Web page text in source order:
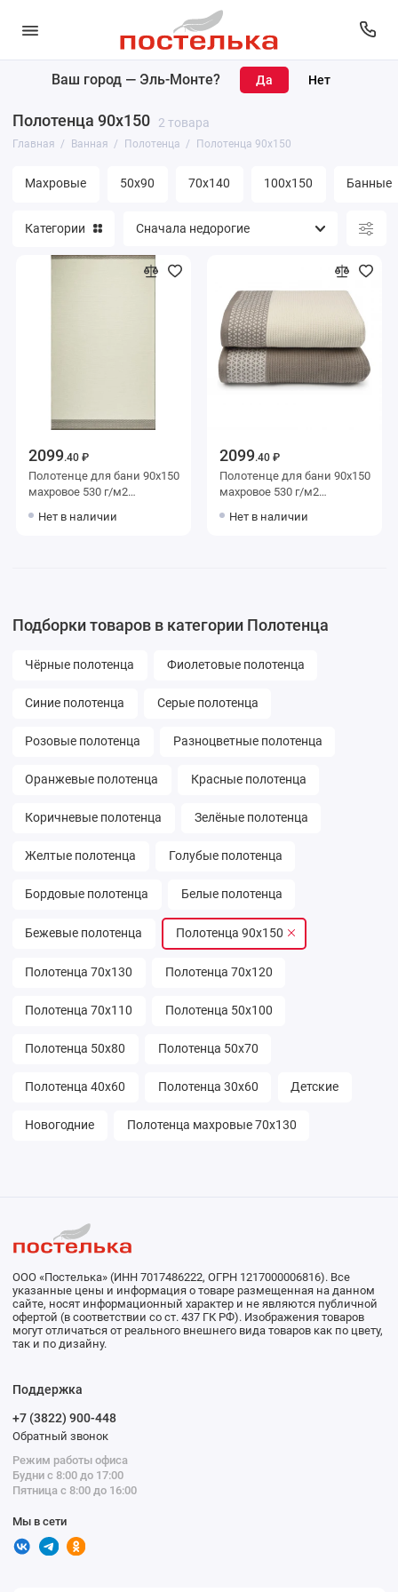
Ваш город — Эль-Монте?
Полотенца 90х150 2 товара
Главная Ванная Полотенца Полотенца 90х150
Махровые 50х90 70х140 100х150 Банные
Полотенца
Банные принадлежности
Простыни
Категории
2099.40 ₽
Полотенце для бани 90х150
махровое 530 г/м2
Донецкая мануфактура
Нет в наличии
2099.40 ₽
Полотенце для бани 90х150
махровое 530 г/м2
мануфактура Senso
Нет в наличии
Подборки товаров в категории Полотенца
Чёрные полотенца Фиолетовые полотенца
Синие полотенца Серые полотенца
Розовые полотенца Разноцветные полотенца
Оранжевые полотенца Красные полотенца
Коричневые полотенца Зелёные полотенца
Желтые полотенца Голубые полотенца
Бордовые полотенца Белые полотенца
Бежевые полотенца Полотенца 90х150
Полотенца 70х130 Полотенца 70х120
Полотенца 70х110 Полотенца 50х100
Полотенца 50х80 Полотенца 50х70
Полотенца 40х60 Полотенца 30х60 Детские
Новогодние Полотенца махровые 70х130
ООО «Постелька» (ИНН 7017486222, ОГРН 1217000006816). Все
указанные цены и информация о товаре размещенная на данном
сайте, носят информационный характер и не являются публичной
офертой (в соответствии со ст. 437 ГК РФ). Изображения товаров
могут отличаться от реального внешнего вида товаров как по цвету,
так и по дизайну.
Поддержка
+7 (3822) 900-448
Обратный звонок
Режим работы офиса
Будни с 8:00 до 17:00
Пятница с 8:00 до 16:00
Мы в сети